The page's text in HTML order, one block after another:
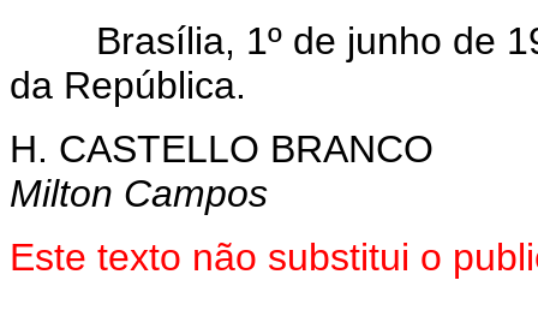
Brasília, 1º de junho de
da República.
H. CASTELLO BRANCO
Milton Campos
Este texto não substitui o